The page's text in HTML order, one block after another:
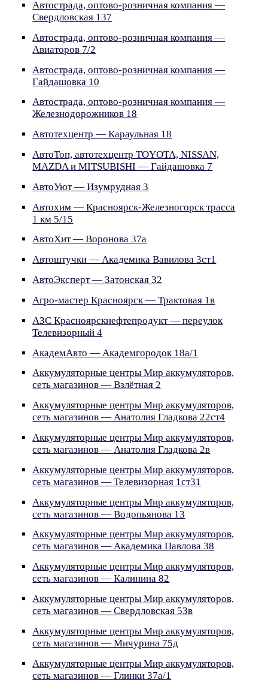
Автострада, оптово-розничная компания —
Свердловская 137
Автострада, оптово-розничная компания —
Авиаторов 7/2
Автострада, оптово-розничная компания —
Гайдашовка 10
Автострада, оптово-розничная компания —
Железнодорожников 18
Автотехцентр — Караульная 18
АвтоТоп, автотехцентр TOYOTA, NISSAN,
MAZDA и MITSUBISHI — Гайдашовка 7
АвтоУют — Изумрудная 3
Автохим — Красноярск-Железногорск трасса
1 км 5/15
АвтоХит — Воронова 37а
Автоштучки — Академика Вавилова 3ст1
АвтоЭксперт — Затонская 32
Агро-мастер Красноярск — Трактовая 1в
АЗС Красноярскнефтепродукт — переулок
Телевизорный 4
АкадемАвто — Академгородок 18а/1
Аккумуляторные центры Мир аккумуляторов,
сеть магазинов — Взлётная 2
Аккумуляторные центры Мир аккумуляторов,
сеть магазинов — Анатолия Гладкова 22ст4
Аккумуляторные центры Мир аккумуляторов,
сеть магазинов — Анатолия Гладкова 2в
Аккумуляторные центры Мир аккумуляторов,
сеть магазинов — Телевизорная 1ст31
Аккумуляторные центры Мир аккумуляторов,
сеть магазинов — Водопьянова 13
Аккумуляторные центры Мир аккумуляторов,
сеть магазинов — Академика Павлова 38
Аккумуляторные центры Мир аккумуляторов,
сеть магазинов — Калинина 82
Аккумуляторные центры Мир аккумуляторов,
сеть магазинов — Свердловская 53в
Аккумуляторные центры Мир аккумуляторов,
сеть магазинов — Мичурина 75д
Аккумуляторные центры Мир аккумуляторов,
сеть магазинов — Глинки 37а/1